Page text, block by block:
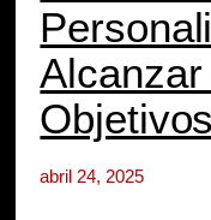
Alcanzar
Objetivos
abril 24, 2025